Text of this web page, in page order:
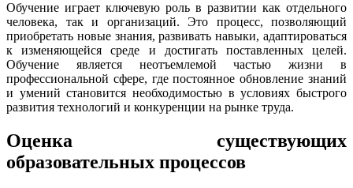
Обучение играет ключевую роль в развитии как отдельного
человека, так и организаций. Это процесс, позволяющий
приобретать новые знания, развивать навыки, адаптироваться
к изменяющейся среде и достигать поставленных целей.
Обучение является неотъемлемой частью жизни в
профессиональной сфере, где постоянное обновление знаний
и умений становится необходимостью в условиях быстрого
развития технологий и конкуренции на рынке труда.
Оценка существующих
образовательных процессов